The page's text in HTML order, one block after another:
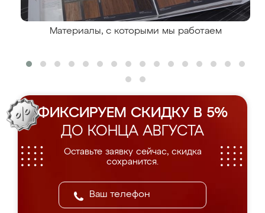
Материалы, с которыми мы работаем
ФИКСИРУЕМ СКИДКУ В 5%
ДО КОНЦА АВГУСТА
Оставьте заявку сейчас, скидка
сохранится.